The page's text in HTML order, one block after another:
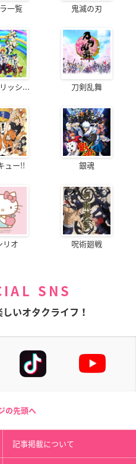
一覧 鬼滅の刃
ッシ... 刀剣乱舞
ュー!! 銀魂
リオ 呪術廻戦
SNS
いオタクライフ！
の先頭へ
記事掲載について